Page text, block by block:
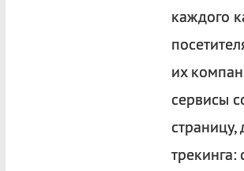
каждого
их
сервисы